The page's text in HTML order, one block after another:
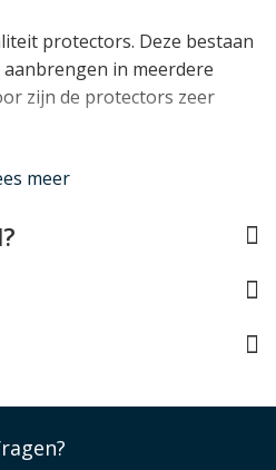
protectors. Deze bestaan
in meerdere
zijn de protectors zeer
minder
meer